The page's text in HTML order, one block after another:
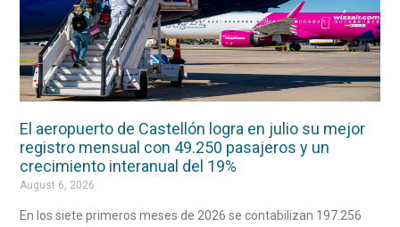
El aeropuerto de Castellón logra en julio su mejor
registro mensual con 49.250 pasajeros y un
crecimiento interanual del 19%
August 6, 2026
En los siete primeros meses de 2026 se contabilizan 197.256